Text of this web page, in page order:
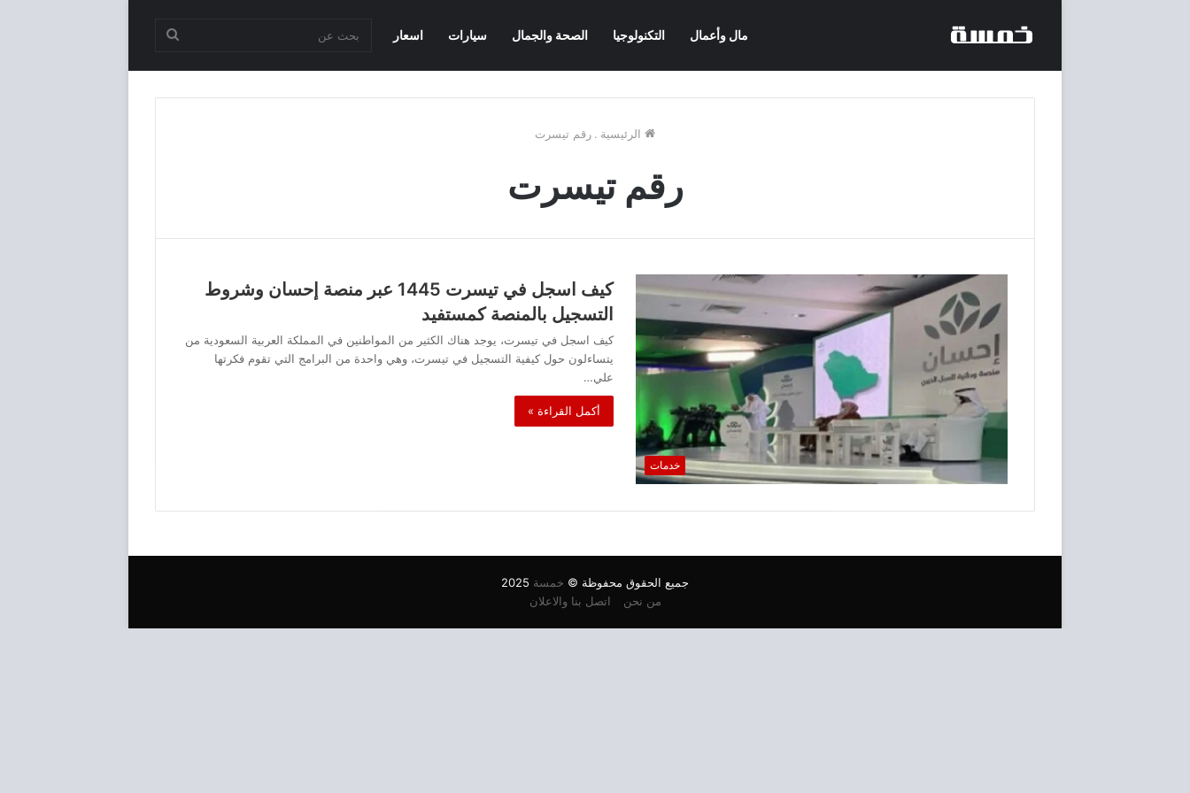
مال وأعمال التكنولوجيا الصحة والجمال سيارات اسعار
الرئيسية . رقم تيسرت
رقم تيسرت
خدمات
كيف اسجل في تيسرت 1445 عبر منصة إحسان وشروط
التسجيل بالمنصة كمستفيد
كيف اسجل في تيسرت، يوجد هناك الكثير من المواطنين في المملكة العربية السعودية من
يتساءلون حول كيفية التسجيل في تيسرت، وهي واحدة من البرامج التي تقوم فكرتها
علي…
أكمل القراءة »
جميع الحقوق محفوظة © خمسة
من نحن
اتصل بنا والاعلان